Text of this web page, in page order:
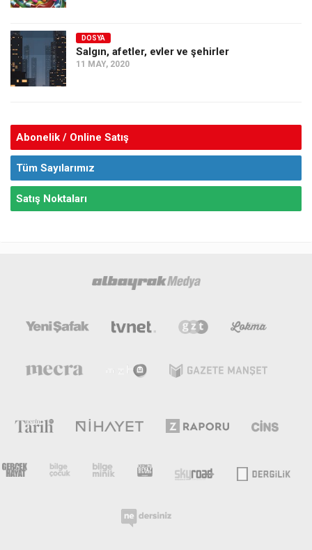
DOSYA
Salgın, afetler, evler ve şehirler
11 MAY, 2020
Abonelik / Online Satış
Tüm Sayılarımız
Satış Noktaları